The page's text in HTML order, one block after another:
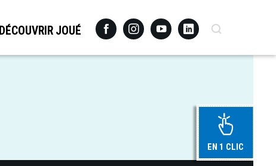
DÉCOUVRIR JOUÉ FacebookInstagramYoutubeLinkedinRecherche
EN 1 CLIC